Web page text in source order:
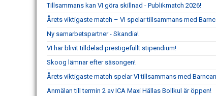
Tillsammans kan VI göra skillnad - Publikmatch 2026!
Årets viktigaste match – VI spelar tillsammans med
Ny samarbetspartner - Skandia!
VI har blivit tilldelad prestigefullt stipendium!
Skoog lämnar efter säsongen!
Årets viktigaste match spelar VI tillsammans med
Anmälan till termin 2 av ICA Maxi Hällas Bollkul är öppen!